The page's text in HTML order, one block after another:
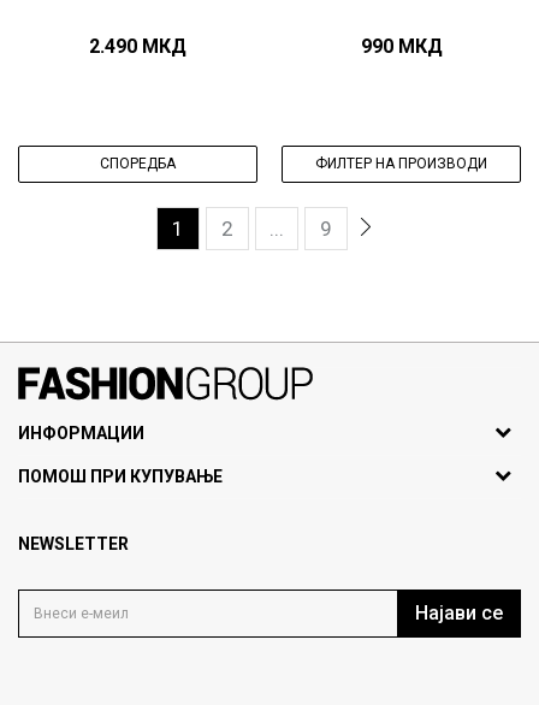
2.490 МКД 990 МКД
СПОРЕДБА ФИЛТЕР НА ПРОИЗВОДИ
1 2 ... 9
ИНФОРМАЦИИ
За нас
Продавници
Блог
ПОМОШ ПРИ КУПУВАЊЕ
Политика на приватност
Како да купите
NEWSLETTER
Најави се